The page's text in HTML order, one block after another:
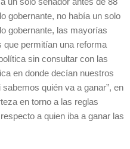
un solo senador antes de 88
gobernante, no había un solo
gobernante, las mayorías
que permitían una reforma
sin consultar con las
en donde decían nuestros
quién va a ganar”, en
en torno a las reglas
a quien iba a ganar las